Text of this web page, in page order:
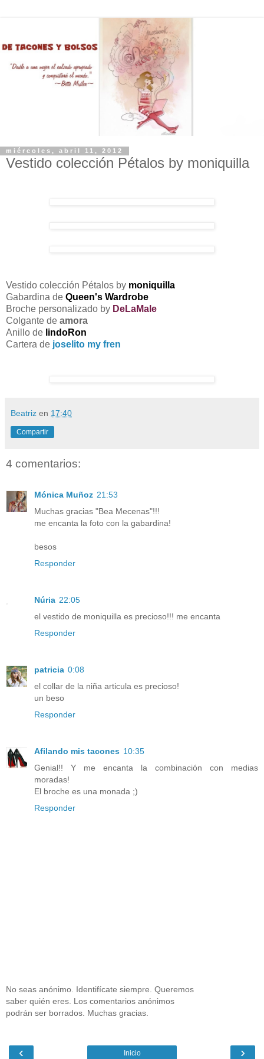
miércoles, abril 11, 2012
Vestido colección Pétalos by moniquilla
Vestido colección Pétalos by moniquilla
Gabardina de Queen's Wardrobe
Broche personalizado by DeLaMale
Colgante de amora
Anillo de lindoRon
Cartera de joselito my fren
Beatriz en 17:40
Compartir
4 comentarios:
Mónica Muñoz 21:53
Muchas gracias "Bea Mecenas"!!!
me encanta la foto con la gabardina!
besos
Responder
Núria 22:05
el vestido de moniquilla es precioso!!! me encanta
Responder
patricia 0:08
el collar de la niña articula es precioso!
un beso
Responder
Afilando mis tacones 10:35
Genial!! Y me encanta la combinación con medias
moradas!
El broche es una monada ;)
Responder
No seas anónimo. Identifícate siempre. Queremos
saber quién eres. Los comentarios anónimos
podrán ser borrados. Muchas gracias.
‹ ›
Inicio